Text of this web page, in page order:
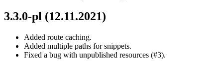
3.3.0-pl (12.11.2021)
Added route caching.
Added multiple paths for snippets.
Fixed a bug with unpublished resources (#3).